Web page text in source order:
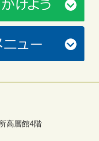
高層館4階